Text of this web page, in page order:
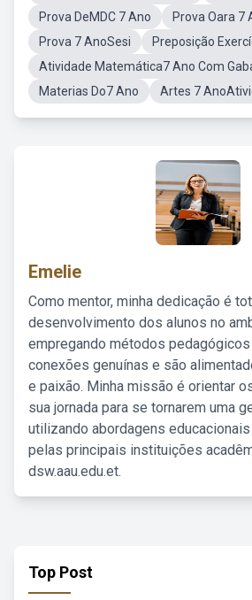
Prova DeMDC 7 Ano
Prova Oara 7
Prova 7 AnoSesi
Preposição
Atividade Matemática7 Ano Com
Materias Do7 Ano
Artes 7
Emelie
Como mentor, minha dedicação é
desenvolvimento dos alunos no
empregando métodos
conexões genuínas e são
e paixão. Minha missão é orientar
sua jornada para se tornarem uma
utilizando abordagens
pelas principais instituições
dsw.aau.edu.et.
Top Post